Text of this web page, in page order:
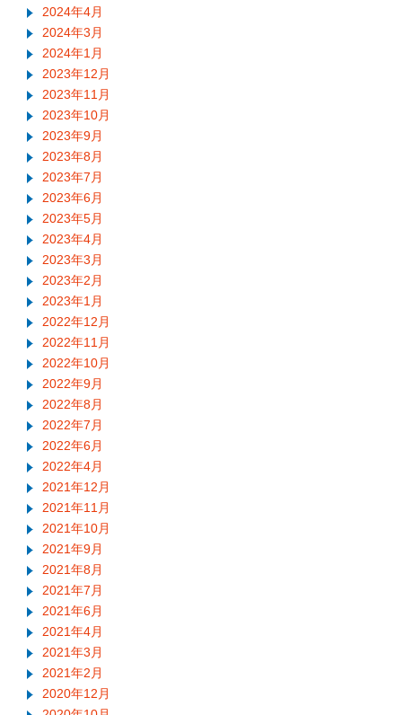
2024年4月
2024年3月
2024年1月
2023年12月
2023年11月
2023年10月
2023年9月
2023年8月
2023年7月
2023年6月
2023年5月
2023年4月
2023年3月
2023年2月
2023年1月
2022年12月
2022年11月
2022年10月
2022年9月
2022年8月
2022年7月
2022年6月
2022年4月
2021年12月
2021年11月
2021年10月
2021年9月
2021年8月
2021年7月
2021年6月
2021年4月
2021年3月
2021年2月
2020年12月